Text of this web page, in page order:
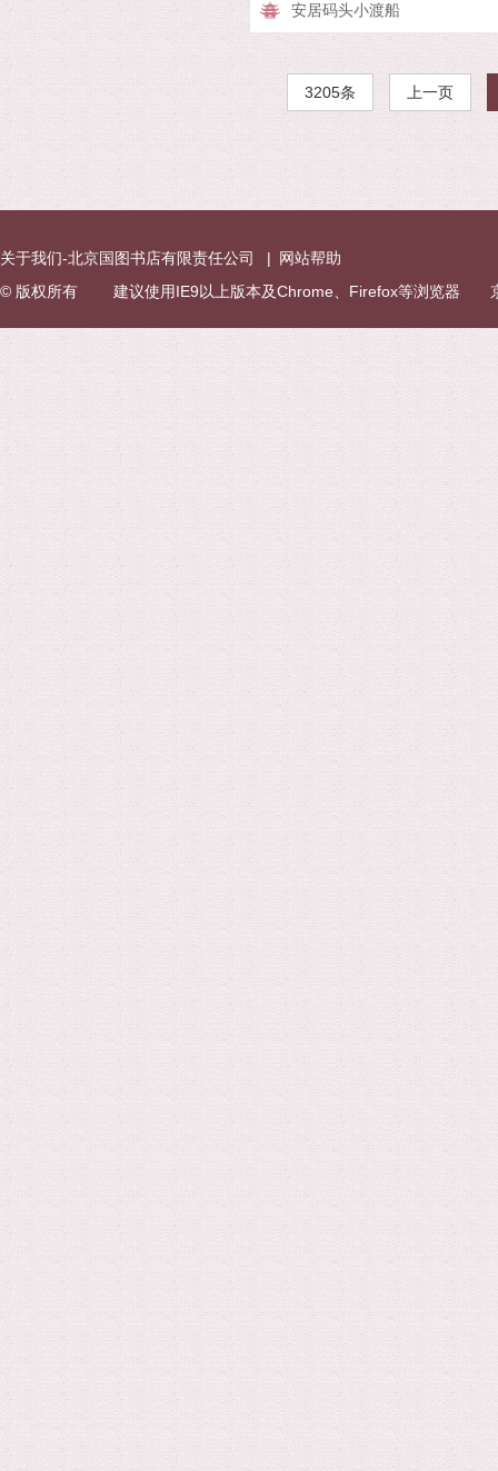
安居码头小渡船
3205条 上一页
关于我们-北京国图书店有限责任公司 | 网站帮助
© 版权所有 建议使用IE9以上版本及Chrome、Firefox等浏览器